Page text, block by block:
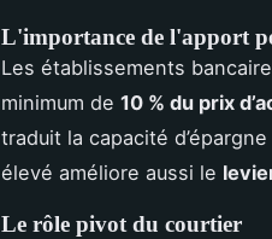
L'importance de l'apport
Les établissements
minimum de 10 % du prix
traduit la capacité
élevé améliore aussi le
Le rôle pivot du courtier